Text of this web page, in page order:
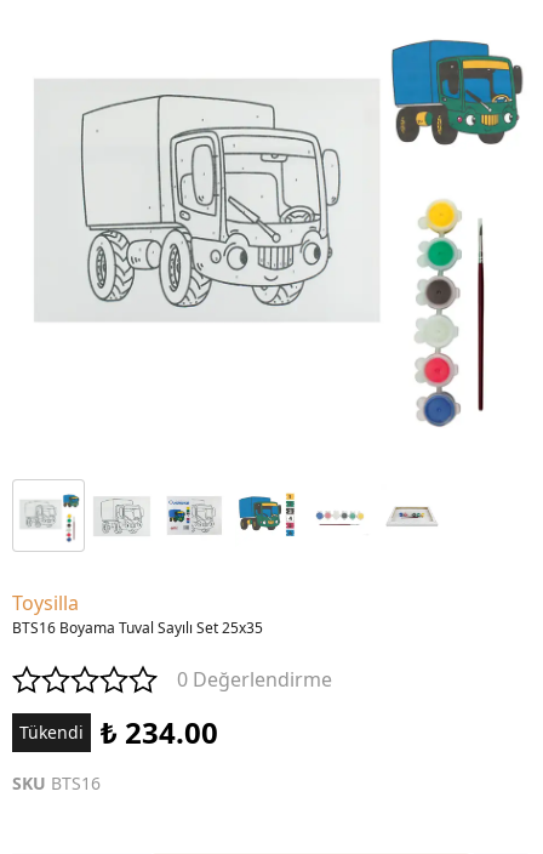
Toysilla
BTS16 Boyama Tuval Sayılı Set 25x35
0 Değerlendirme
Tükendi ₺ 234.00
SKU BTS16